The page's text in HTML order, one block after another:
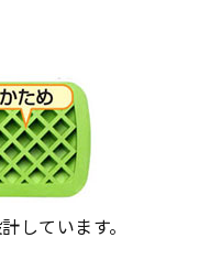
しています。